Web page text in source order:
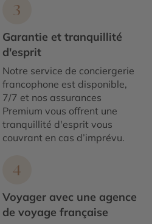
3
Garantie et tranquillité
d'esprit
Notre service de conciergerie
francophone est disponible,
7/7 et nos assurances
Premium vous offrent une
tranquillité d'esprit vous
couvrant en cas d’imprévu.
4
Voyager avec une agence
de voyage française